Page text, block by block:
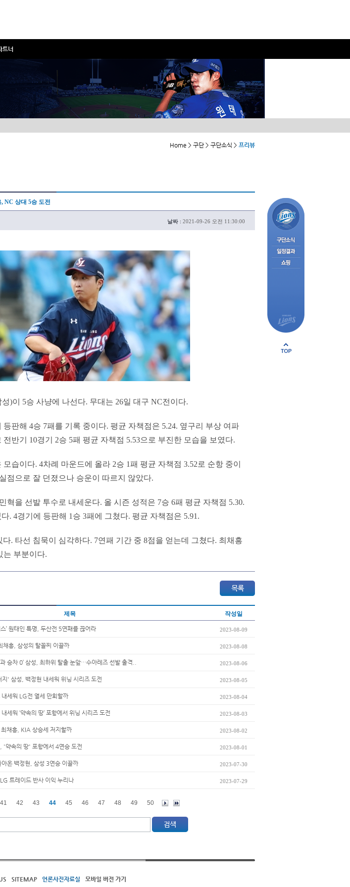
트너
Home > 구단 > 구단소식 > 프리뷰
NC 상대 5승 도전
날짜 : 2021-09-26 오전 11:30:00
)이 5승 사냥에 나선다. 무대는 26일 대구 NC전이다.
등판해 4승 7패를 기록 중이다. 평균 자책점은 5.24. 옆구리 부상 여파
반기 10경기 2승 5패 평균 자책점 5.53으로 부진한 모습을 보였다.
습이다. 4차례 마운드에 올라 2승 1패 평균 자책점 3.52로 순항 중이
점으로 잘 던졌으나 승운이 따르지 않았다.
혁을 선발 투수로 내세운다. 올 시즌 성적은 7승 6패 평균 자책점 5.30.
. 4경기에 등판해 1승 3패에 그쳤다. 평균 자책점은 5.91.
. 타선 침묵이 심각하다. 7연패 기간 중 8점을 얻는데 그쳤다. 최채흥
는 부분이다.
제목 작성일
’ 원태인 특명, 두산전 5연패를 끊어라 2023-08-09
채흥, 삼성의 탈꼴찌 이끌까 2023-08-08
승차 0’ 삼성, 최하위 탈출 눈앞…수아레즈 선발 출격.. 2023-08-06
' 삼성, 백정현 내세워 위닝 시리즈 도전 2023-08-05
세워 LG전 열세 만회할까 2023-08-04
세워 ‘약속의 땅’ 포항에서 위닝 시리즈 도전 2023-08-03
최채흥, KIA 상승세 저지할까 2023-08-02
'약속의 땅' 포항에서 4연승 도전 2023-08-01
온 백정현, 삼성 3연승 이끌까 2023-07-30
트레이드 반사 이익 누리나 2023-07-29
41 42 43 44 45 46 47 48 49 50
SITEMAP 언론사진자료실 모바일 버전 가기